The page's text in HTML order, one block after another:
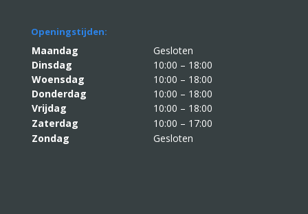
Openingstijden:
Maandag
Gesloten
Dinsdag
10:00 – 18:00
Woensdag
10:00 – 18:00
Donderdag
10:00 – 18:00
Vrijdag
10:00 – 18:00
Zaterdag
10:00 – 17:00
Zondag
Gesloten